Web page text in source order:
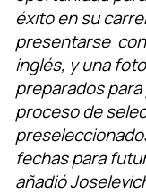
éxito en su
presentarse
inglés, y una
preparados
proceso de
fechas para
añadió